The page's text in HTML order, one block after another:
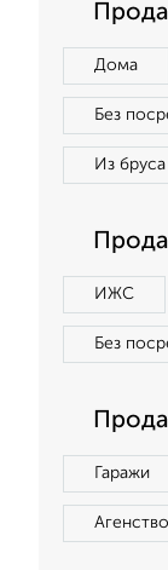
Дома
Без
Из бруса
ИЖС
Без
Гаражи
Агенство